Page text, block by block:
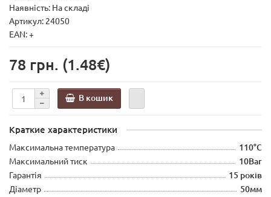
Наявність: На складі
Артикул: 24050
EAN: +
78 грн. (1.48€)
В кошик
Краткие характеристики
Максимальна температура 110°C
Максимальний тиск 10Bar
Гарантія 15 років
Діаметр
50мм